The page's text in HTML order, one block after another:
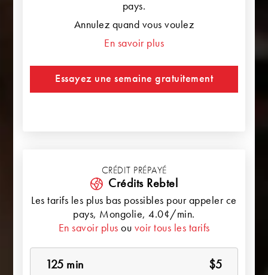
pays.
Annulez quand vous voulez
En savoir plus
Essayez une semaine gratuitement
CRÉDIT PRÉPAYÉ
Crédits Rebtel
Les tarifs les plus bas possibles pour appeler ce
pays, Mongolie, 4.0¢/min.
En savoir plus ou voir tous les tarifs
125 min $5